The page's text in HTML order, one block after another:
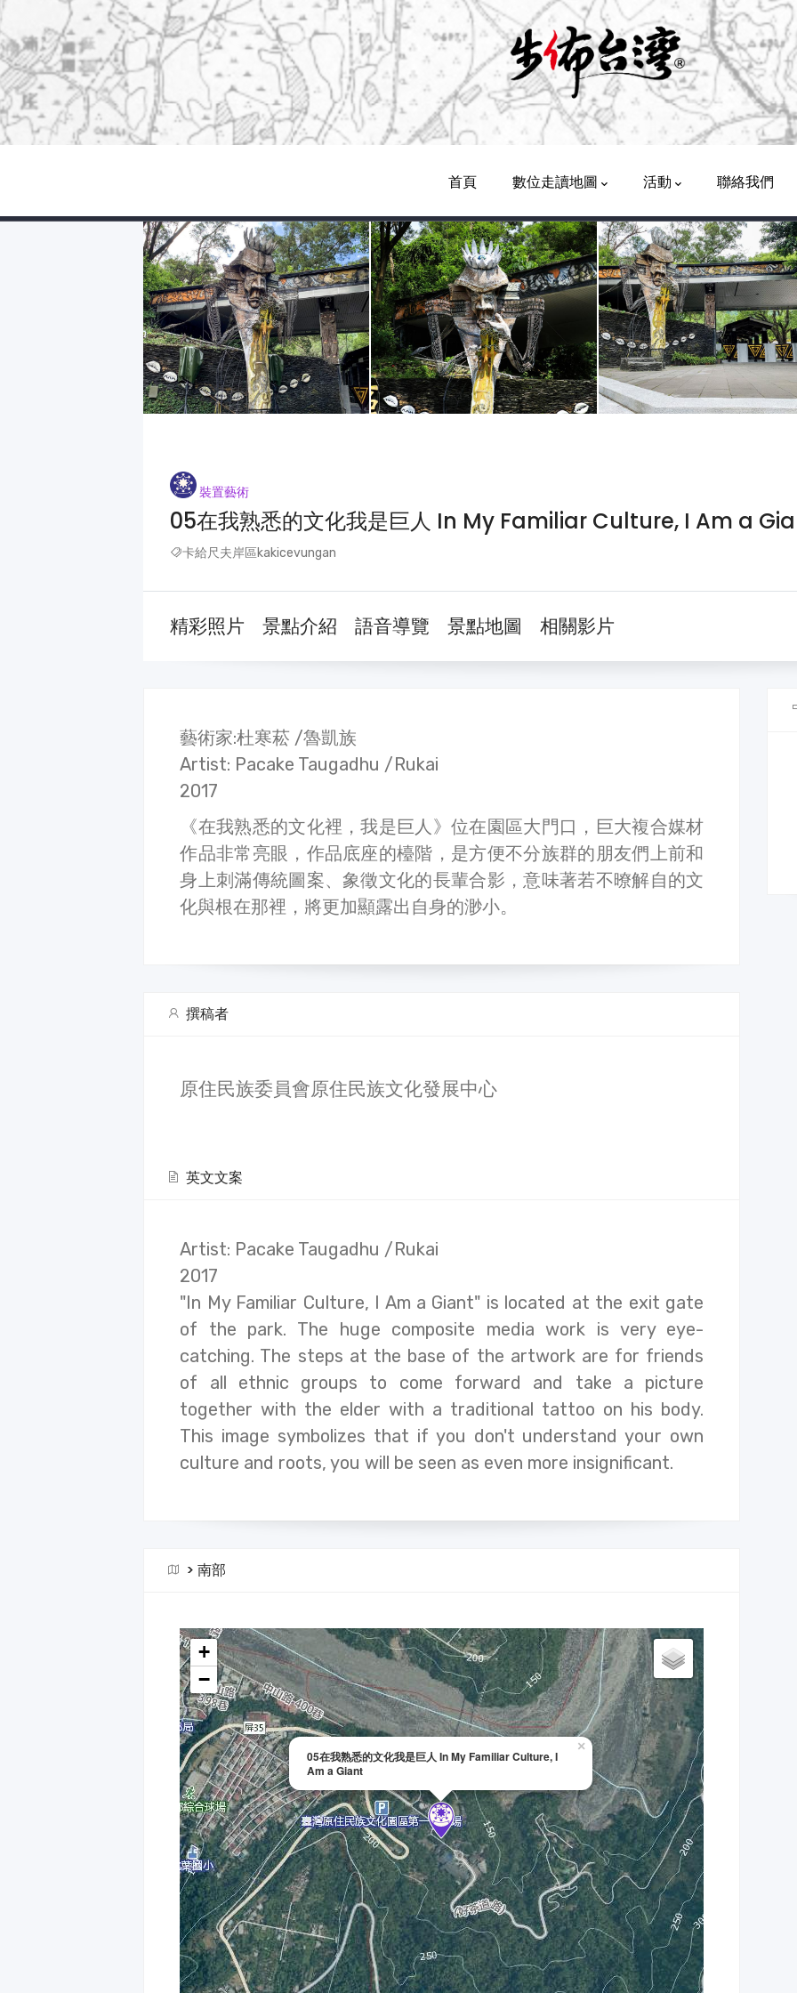
Navigation
首頁 數位走讀地圖 活動 聯絡我們
裝置藝術
05在我熟悉的文化我是巨人 In My Familiar Culture, I Am a
卡給尺夫岸區kakicevungan
精彩照片 景點介紹 語音導覽 景點地圖 相關影片
藝術家:杜寒菘 /魯凱族
Artist: Pacake Taugadhu /Rukai
2017
《在我熟悉的文化裡，我是巨人》位在園區大門口，巨大複合媒材
作品非常亮眼，作品底座的檯階，是方便不分族群的朋友們上前和
身上刺滿傳統圖案、象徵文化的長輩合影，意味著若不暸解自的文
化與根在那裡，將更加顯露出自身的渺小。
撰稿者
原住民族委員會原住民族文化發展中心
英文文案
Artist: Pacake Taugadhu /Rukai
2017
"In My Familiar Culture, I Am a Giant" is located at the exit gate
of the park. The huge composite media work is very eye-
catching. The steps at the base of the artwork are for friends
of all ethnic groups to come forward and take a picture
together with the elder with a traditional tattoo on his body.
This image symbolizes that if you don't understand your own
culture and roots, you will be seen as even more insignificant.
>南部